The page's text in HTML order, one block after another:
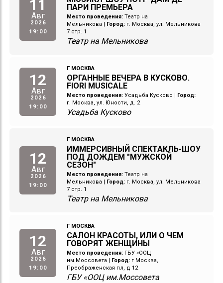
11
Авг
2026
19:00
ПАРИ ПРЕМЬЕРА
Место проведения: Театр на
Мельникова
Город: г. Москва, ул. Мельникова
7 стр. 1
Театр на Мельникова
12
Авг
2026
19:00
Г МОСКВА
ОРГАННЫЕ ВЕЧЕРА В КУСКОВО.
FIORI MUSICALE
Место проведения: Усадьба Кусково
Город:
г. Москва, ул. Юности, д. 2
Усадьба Кусково
12
Авг
2026
19:00
Г МОСКВА
ИММЕРСИВНЫЙ СПЕКТАКЛЬ-ШОУ
ПОД ДОЖДЕМ "МУЖСКОЙ
СЕЗОН"
Место проведения: Театр на
Мельникова
Город: г. Москва, ул. Мельникова
7 стр. 1
Театр на Мельникова
12
Авг
2026
19:00
Г МОСКВА
САЛОН КРАСОТЫ, ИЛИ О ЧЕМ
ГОВОРЯТ ЖЕНЩИНЫ
Место проведения: ГБУ «ООЦ
им.Моссовета
Город: г Москва,
Преображенская пл, д 12
ГБУ «ООЦ им.Моссовета